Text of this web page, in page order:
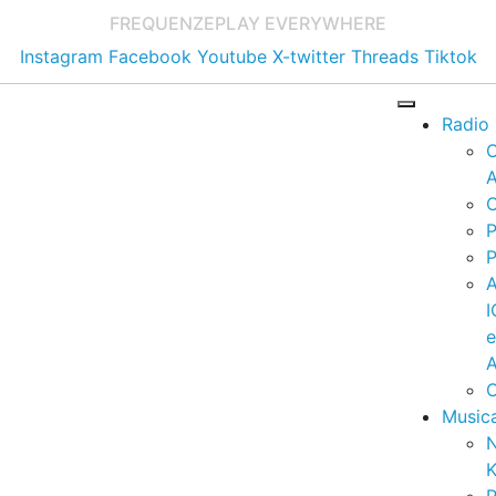
FREQUENZEPLAY EVERYWHERE
Instagram Facebook Youtube X-twitter Threads Tiktok
Radio
e